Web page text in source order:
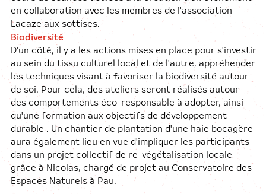
en collaboration avec les membres de l'association
Lacaze aux sottises.
Biodiversité
D'un côté, il y a les actions mises en place pour s'investir
au sein du tissu culturel local et de l'autre, appréhender
les techniques visant à favoriser la biodiversité autour
de soi. Pour cela, des ateliers seront réalisés autour
des comportements éco-responsable à adopter, ainsi
qu'une formation aux objectifs de développement
durable . Un chantier de plantation d'une haie bocagère
aura également lieu en vue d'impliquer les participants
dans un projet collectif de re-végétalisation locale
grâce à Nicolas, chargé de projet au Conservatoire des
Espaces Naturels à Pau.